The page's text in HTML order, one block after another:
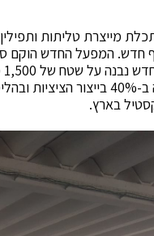
התכלת מייצרת טליתות
חדש. המפעל החדש הוקם
היא להגדיל את תפוקת החברה
בארץ.